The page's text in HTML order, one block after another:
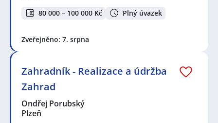
80 000 – 100 000 Kč Plný úvazek
Zveřejněno: 7. srpna
Zahradník - Realizace a údržba
Zahrad
Ondřej Porubský
Plzeň